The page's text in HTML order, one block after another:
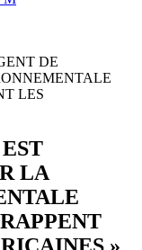
DE
LES
LA